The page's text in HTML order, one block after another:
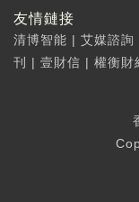
友情鏈接
清博智能 | 艾媒諮詢
刊
| 壹財信 | 權衡財